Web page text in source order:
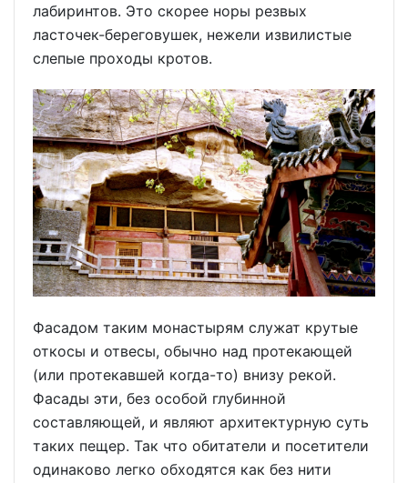
лабиринтов. Это скорее норы резвых
ласточек-береговушек, нежели извилистые
слепые проходы кротов.
Фасадом таким монастырям служат крутые
откосы и отвесы, обычно над протекающей
(или протекавшей когда-то) внизу рекой.
Фасады эти, без особой глубинной
составляющей, и являют архитектурную суть
таких пещер. Так что обитатели и посетители
одинаково легко обходятся как без нити